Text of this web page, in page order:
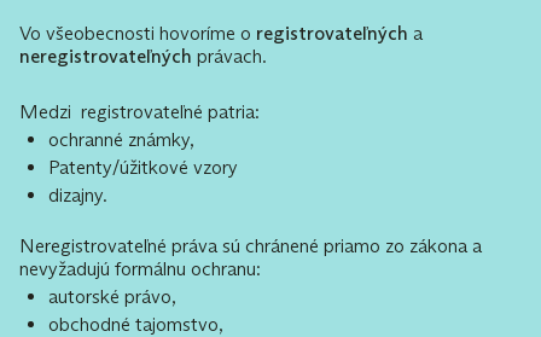
Vo všeobecnosti hovoríme o registrovateľných a
neregistrovateľných právach.
Medzi registrovateľné patria:
ochranné známky,
Patenty/úžitkové vzory
dizajny.
Neregistrovateľné práva sú chránené priamo zo zákona a
nevyžadujú formálnu ochranu:
autorské právo,
obchodné tajomstvo,